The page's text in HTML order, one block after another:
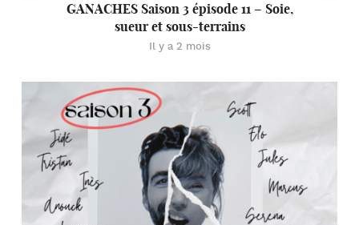
GANACHES Saison 3 épisode 11 – Soie,
sueur et sous-terrains
Il y a 2 mois